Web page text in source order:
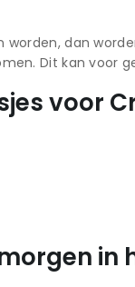
dan
Dit kan voor
voor
in